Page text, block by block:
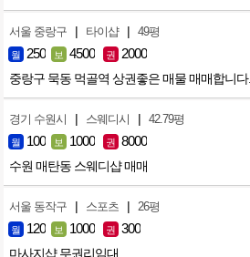
서울 중랑구 | 타이샵 | 49평
월 250 보 4500 권 2000
중랑구 묵동 먹골역 상권좋은 매물 매매합니다.
경기 수원시 | 스웨디시 | 42.79평
월 100 보 1000 권 8000
수원 매탄동 스웨디샵 매매
서울 동작구 | 스포츠 | 26평
월 120 보 1000 권 300
마사지샵 무권리임대